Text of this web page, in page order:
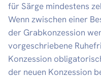
für Särge mindestens
Wenn zwischen einer
der Grabkonzession
vorgeschriebene
Konzession
der neuen Konzession